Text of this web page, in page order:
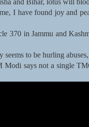
and Bihar, lotus will
I have found joy and
370 in Jammu and
seems to be hurling
Modi says not a single